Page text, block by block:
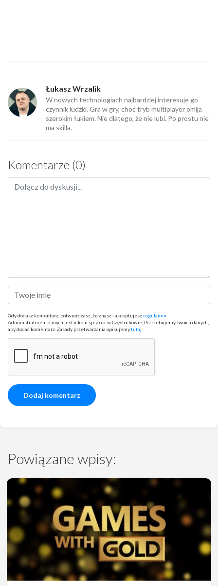
Łukasz Wrzalik
W nowych technologiach najbardziej interesuje go
czynnik ludzki. Gra w gry, choć tryb multiplayer omija
szerokim łukiem. Nie dlatego, że nie lubi. Po prostu nie
ma skilla.
Komentarze (0)
Gdy dodasz komentarz, potwierdzasz, że znasz i akceptujesz regulamin
Administratorem danych jest x-kom sp. z o.o. w Częstochowie. Potrzebujemy Twoich danych,
aby dodać komentarz. Zasady przetwarzania opisujemytutaj
Powiązane wpisy: